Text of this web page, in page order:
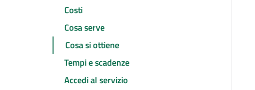
Costi
Cosa serve
Cosa si ottiene
Tempi e scadenze
Accedi al servizio